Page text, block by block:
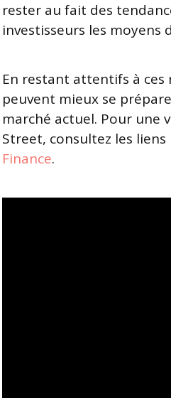
rester au fait des
investisseurs les moyens
En restant attentifs à ces
peuvent mieux se
marché actuel. Pour une
Street, consultez les
Finance.